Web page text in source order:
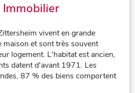
Immobilier
vivent en grande
maison et sont très souvent
logement. L'habitat est ancien,
datent d'avant 1971. Les
87 % des biens comportent